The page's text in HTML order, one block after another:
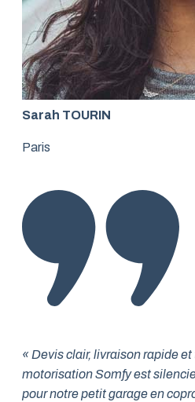
Sarah TOURIN
Paris
« Devis clair, livraison rapide
motorisation Somfy est
pour notre petit garage en